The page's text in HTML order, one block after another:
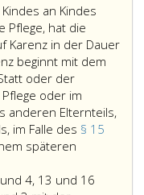
an Kindes
Pflege, hat die
Karenz in der Dauer
beginnt mit dem
oder der
oder im
anderen Elternteils,
im Falle des § 15
späteren
4, 13 und 16